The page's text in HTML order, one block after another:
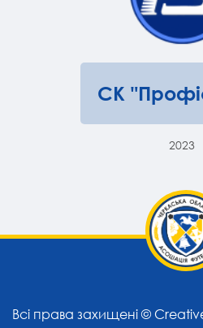
СК
2023
Всі права захищені ©